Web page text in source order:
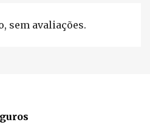
sem avaliações.